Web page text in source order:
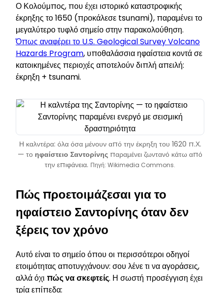
Ο Κολούμπος, που έχει ιστορικό καταστροφικής
έκρηξης το 1650 (προκάλεσε tsunami), παραμένει το
μεγαλύτερο τυφλό σημείο στην παρακολούθηση.
Όπως αναφέρει το U.S. Geological Survey Volcano
Hazards Program, υποθαλάσσια ηφαίστεια κοντά σε
κατοικημένες περιοχές αποτελούν διπλή απειλή:
έκρηξη + tsunami.
Η καλντέρα: όλα όσα μένουν από την έκρηξη του 1620 π.Χ.
— το ηφαίστειο Σαντορίνης παραμένει ζωντανό κάτω από
την επιφάνεια. Πηγή: Wikimedia Commons.
Πώς προετοιμάζεσαι για το
ηφαίστειο Σαντορίνης όταν δεν
ξέρεις τον χρόνο
Αυτό είναι το σημείο όπου οι περισσότεροι οδηγοί
ετοιμότητας αποτυγχάνουν: σου λένε τι να αγοράσεις,
αλλά όχι πώς να σκεφτείς. Η σωστή προσέγγιση έχει
τρία επίπεδα: